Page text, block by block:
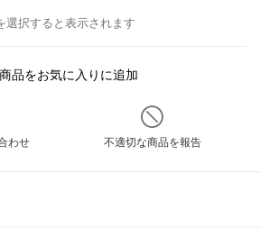
選択すると表示されます
商品をお気に入りに追加
わせ 不適切な商品を報告